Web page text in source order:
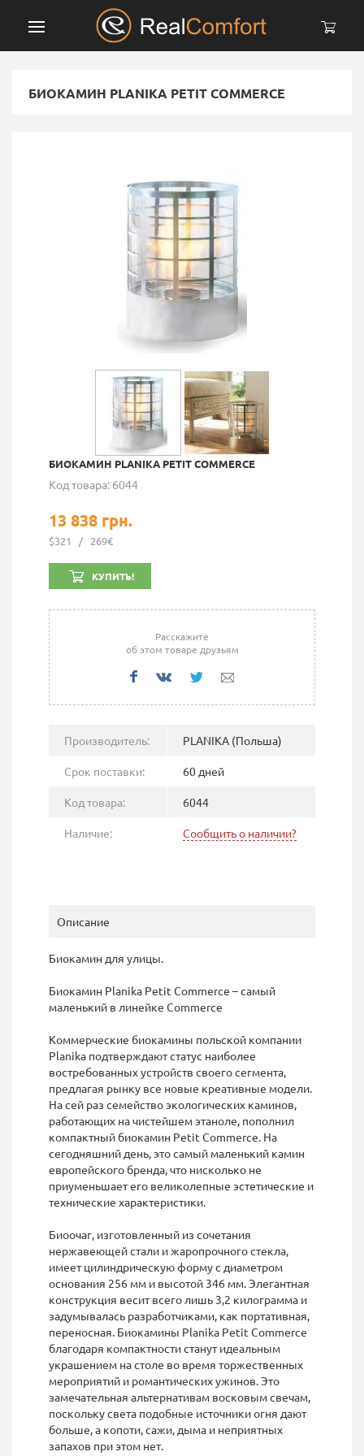
БИОКАМИН PLANIKA PETIT COMMERCE
БИОКАМИН PLANIKA PETIT COMMERCE
Код товара: 6044
13 838 грн.
$321 / 269€
КУПИТЬ!
Расскажите
об этом товаре друзьям
Производитель: PLANIKA (Польша)
Срок поставки: 60 дней
Код товара: 6044
Наличие: Сообщить о наличии?
Описание
Биокамин для улицы.
Биокамин Planika Petit Commerce – самый
маленький в линейке Commerce
Коммерческие биокамины польской компании
Planika подтверждают статус наиболее
востребованных устройств своего сегмента,
предлагая рынку все новые креативные модели.
На сей раз семейство экологических каминов,
работающих на чистейшем этаноле, пополнил
компактный биокамин Petit Commerce. На
сегодняшний день, это самый маленький камин
европейского бренда, что нисколько не
приуменьшает его великолепные эстетические и
технические характеристики.
Биоочаг, изготовленный из сочетания
нержавеющей стали и жаропрочного стекла,
имеет цилиндрическую форму с диаметром
основания 256 мм и высотой 346 мм. Элегантная
конструкция весит всего лишь 3,2 килограмма и
задумывалась разработчиками, как портативная,
переносная. Биокамины Planika Petit Commerce
благодаря компактности станут идеальным
украшением на столе во время торжественных
мероприятий и романтических ужинов. Это
замечательная альтернативам восковым свечам,
поскольку света подобные источники огня дают
больше, а копоти, сажи, дыма и неприятных
запахов при этом нет.